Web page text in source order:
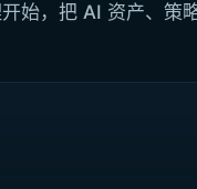
始，把 AI 资产、策